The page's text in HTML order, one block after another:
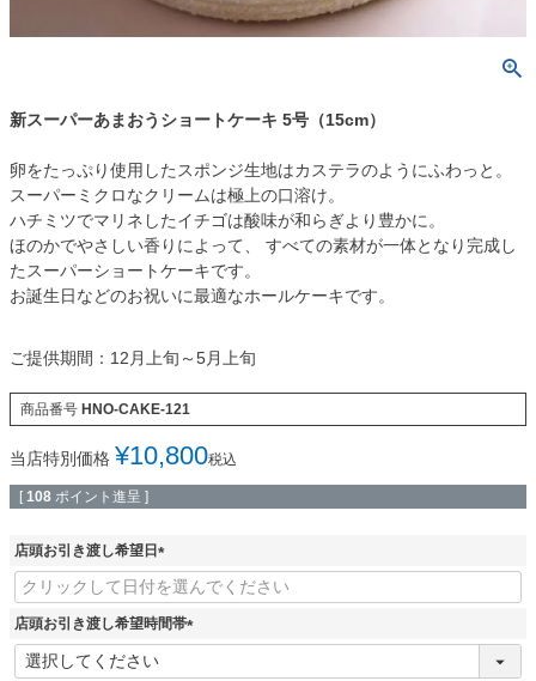
新スーパーあまおうショートケーキ 5号（15cm）
卵をたっぷり使用したスポンジ生地はカステラのようにふわっと。
スーパーミクロなクリームは極上の口溶け。
ハチミツでマリネしたイチゴは酸味が和らぎより豊かに。
ほのかでやさしい香りによって、 すべての素材が一体となり完成し
たスーパーショートケーキです。
お誕生日などのお祝いに最適なホールケーキです。
ご提供期間：12月上旬～5月上旬
商品番号 HNO-CAKE-121
当店特別価格 ¥10,800税込
[ 108 ポイント進呈 ]
店頭お引き渡し希望日
(
必
須
)
店頭お引き渡し希望時間帯
(